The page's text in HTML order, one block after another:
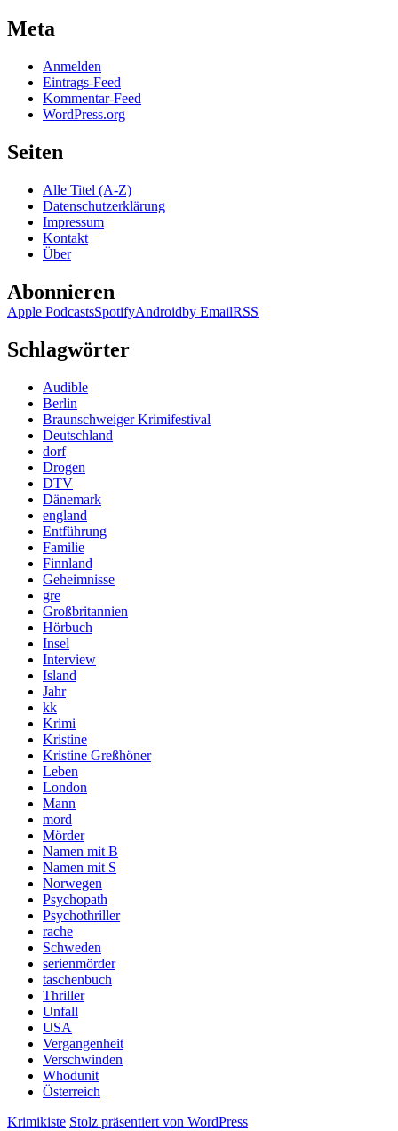
Meta
Anmelden
Eintrags-Feed
Kommentar-Feed
WordPress.org
Seiten
Alle Titel (A-Z)
Datenschutzerklärung
Impressum
Kontakt
Über
Abonnieren
Apple PodcastsSpotifyAndroidby EmailRSS
Schlagwörter
Audible
Berlin
Braunschweiger Krimifestival
Deutschland
dorf
Drogen
DTV
Dänemark
england
Entführung
Familie
Finnland
Geheimnisse
gre
Großbritannien
Hörbuch
Insel
Interview
Island
Jahr
kk
Krimi
Kristine
Kristine Greßhöner
Leben
London
Mann
mord
Mörder
Namen mit B
Namen mit S
Norwegen
Psychopath
Psychothriller
rache
Schweden
serienmörder
taschenbuch
Thriller
Unfall
USA
Vergangenheit
Verschwinden
Whodunit
Österreich
Krimikiste Stolz präsentiert von WordPress